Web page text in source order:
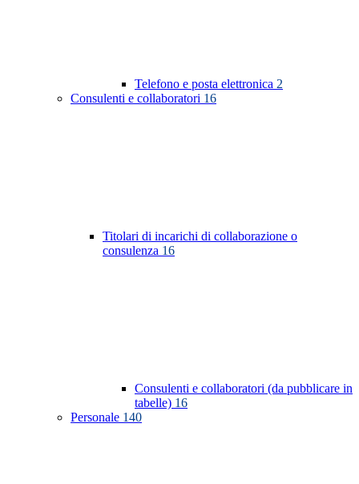
Telefono e posta elettronica 2
Consulenti e collaboratori 16
Titolari di incarichi di collaborazione o
consulenza 16
Consulenti e collaboratori (da pubblicare in
tabelle) 16
Personale 140